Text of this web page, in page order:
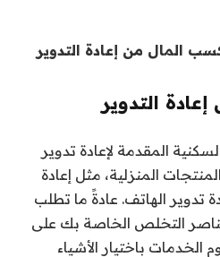
التدوير
المقدمة لإعادة تدوير
المنزلية، مثل إعادة
تدوير الهاتف. عادةً ما تطلب
التخلص الخاصة بك على
باختيار الأشياء